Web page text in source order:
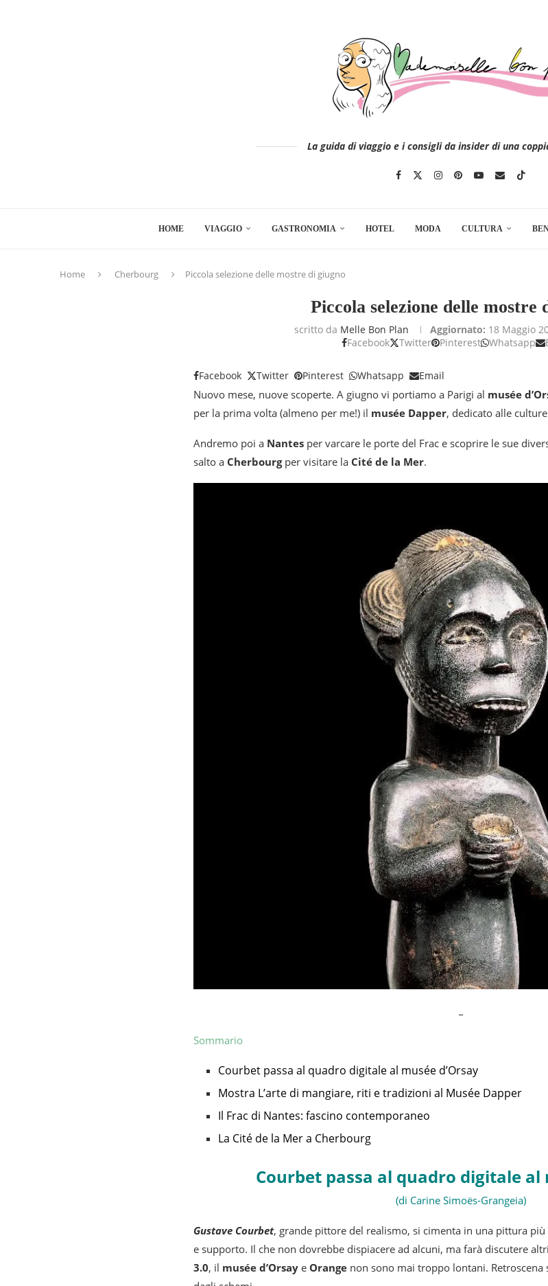
La guida di viaggio e i consigli da insider di una
HOME VIAGGIO GASTRONOMIA HOTEL MODA CULTURA
Home Cherbourg Piccola selezione delle mostre di giugno
Piccola selezione delle mostre
scritto da Melle Bon Plan Aggiornato: 18 Maggio
Facebook
Twitter Pinterest Whatsapp
Facebook Twitter Pinterest Whatsapp Email
Nuovo mese, nuove scoperte. A giugno vi portiamo a Parigi al musée
per la prima volta (almeno per me!) il musée Dapper, dedicato alle
Andremo poi a Nantes per varcare le porte del Frac e scoprire le sue
salto a Cherbourgper visitare la Cité de la Mer.
Sommario
Courbet passa al quadro digitale al musée d’Orsay
Mostra L’arte di mangiare, riti e tradizioni al Musée Dapper
Il Frac di Nantes: fascino contemporaneo
La Cité de la Mer a Cherbourg
Courbet passa al quadro digitale al
(di Carine Simoës-Grangeia)
Gustave Courbet, grande pittore del realismo, si cimenta in una pittura
e supporto. Il che non dovrebbe dispiacere ad alcuni, ma farà discutere
3.0, il musée d’Orsay e Orange non sono mai troppo lontani.